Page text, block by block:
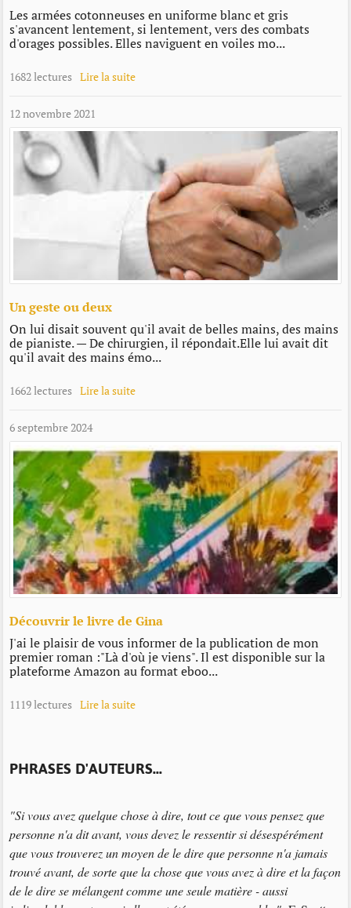
Les armées cotonneuses en uniforme blanc et gris
s'avancent lentement, si lentement, vers des combats
d'orages possibles. Elles naviguent en voiles mo...
1682 lectures Lire la suite
12 novembre 2021
Un geste ou deux
On lui disait souvent qu'il avait de belles mains, des mains
de pianiste. — De chirurgien, il répondait.Elle lui avait dit
qu'il avait des mains émo...
1662 lectures Lire la suite
6 septembre 2024
Découvrir le livre de Gina
J'ai le plaisir de vous informer de la publication de mon
premier roman :"Là d'où je viens". Il est disponible sur la
plateforme Amazon au format eboo...
1119 lectures Lire la suite
PHRASES D'AUTEURS...
"Si vous avez quelque chose à dire, tout ce que vous pensez que
personne n'a dit avant, vous devez le ressentir si désespérément
que vous trouverez un moyen de le dire que personne n'a jamais
trouvé avant, de sorte que la chose que vous avez à dire et la façon
de le dire se mélangent comme une seule matière - aussi